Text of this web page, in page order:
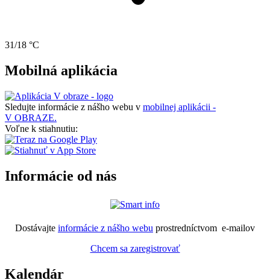
31/18 °C
Mobilná aplikácia
Sledujte informácie z nášho webu v mobilnej aplikácii -
V OBRAZE.
Voľne k stiahnutiu:
Informácie od nás
Dostávajte informácie z nášho webu prostredníctvom e-mailov
Chcem sa zaregistrovať
Kalendár